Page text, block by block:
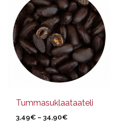
Tummasuklaataateli
3,49€ – 34,90€Hintaluokka:
tuotteella
useampi
muunnelma.
Voit
tehdä
valinnat
sivulla.